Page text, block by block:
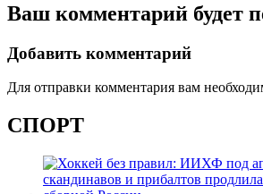
Ваш комментарий будет
Добавить комментарий
Для отправки комментария вам
СПОРТ